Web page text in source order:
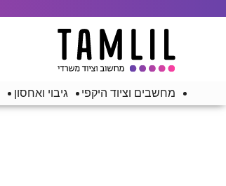
מחשבים וציוד היקפי גיבוי ואחסון